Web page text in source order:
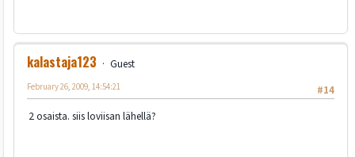
kalastaja123
Guest
#14
February 26, 2009, 14:54:21
2 osaista. siis loviisan lähellä?